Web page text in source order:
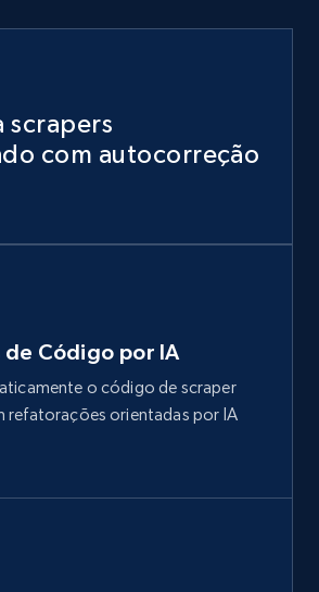
scrapers
com autocorreção
de Código por IA
o código de scraper
refatorações orientadas por IA